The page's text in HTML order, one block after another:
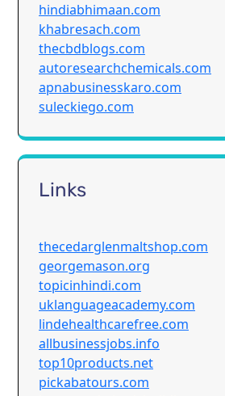
hindiabhimaan.com
khabresach.com
thecbdblogs.com
autoresearchchemicals.com
apnabusinesskaro.com
suleckiego.com
Links
thecedarglenmaltshop.com
georgemason.org
topicinhindi.com
uklanguageacademy.com
lindehealthcarefree.com
allbusinessjobs.info
top10products.net
pickabatours.com